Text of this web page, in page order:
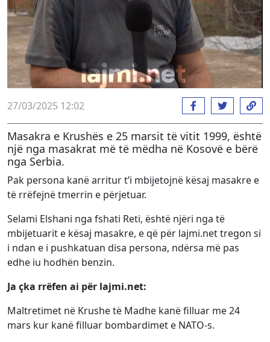
27/03/2025 12:02
Masakra e Krushës e 25 marsit të vitit 1999, është
një nga masakrat më të mëdha në Kosovë e bërë
nga Serbia.
Pak persona kanë arritur t’i mbijetojnë kësaj masakre e
të rrëfejnë tmerrin e përjetuar.
Selami Elshani nga fshati Reti, është njëri nga të
mbijetuarit e kësaj masakre, e që për lajmi.net tregon si
i ndan e i pushkatuan disa persona, ndërsa më pas
edhe iu hodhën benzin.
Ja çka rrëfen ai për lajmi.net:
Maltretimet në Krushe të Madhe kanë filluar me 24
mars kur kanë filluar bombardimet e NATO-s.